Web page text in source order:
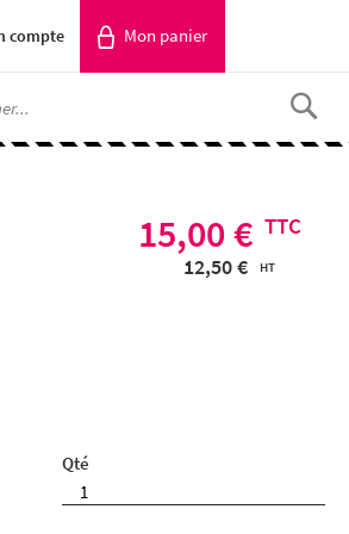
compte Mon panier
15,00 €
12,50 €
Qté